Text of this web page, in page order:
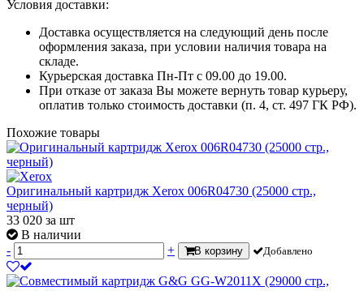
Условия доставки:
Доставка осуществляется на следующий день после
оформления заказа, при условии наличия товара на
складе.
Курьерская доставка Пн-Пт с 09.00 до 19.00.
При отказе от заказа Вы можете вернуть товар курьеру,
оплатив только стоимость доставки (п. 4, ст. 497 ГК РФ).
Похожие товары
Оригинальный картридж Xerox 006R04730 (25000 стр.,
черный)
33 020 за шт
В наличии
-
+ В корзину Добавлено